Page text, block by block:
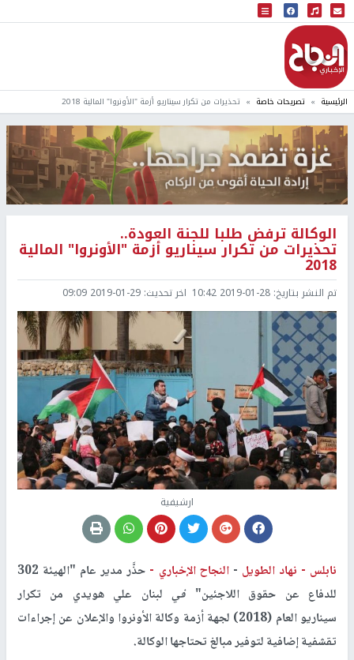
البث المباشر
إذاعة النجاح
الرئيسية تصريحات خاصة تحذيرات من تكرار سيناريو أزمة "الأونروا" المالية 2018
الوكالة ترفض طلبا للجنة العودة..
تحذيرات من تكرار سيناريو أزمة "الأونروا" المالية
2018
تم النشر بتاريخ: 2019-01-28 10:42 اخر تحديث: 2019-01-29 09:09
ارشيفية
نابلس - نهاد الطويل -النجاح الإخباري -
حذَّر مدير عام "الهيئة 302
للدفاع عن حقوق اللاجئين"في لبنان علي هويدي من تكرار
سيناريو العام (2018) لجهة أزمة وكالة الأونروا والإعلان عن إجراءات
تقشفية إضافية لتوفير مبالغ تحتاجها الوكالة.